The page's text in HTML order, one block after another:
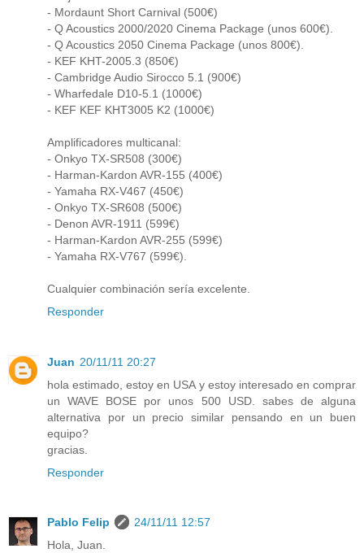
- Mordaunt Short Carnival (500€)
- Q Acoustics 2000/2020 Cinema Package (unos 600€).
- Q Acoustics 2050 Cinema Package (unos 800€).
- KEF KHT-2005.3 (850€)
- Cambridge Audio Sirocco 5.1 (900€)
- Wharfedale D10-5.1 (1000€)
- KEF KEF KHT3005 K2 (1000€)
Amplificadores multicanal:
- Onkyo TX-SR508 (300€)
- Harman-Kardon AVR-155 (400€)
- Yamaha RX-V467 (450€)
- Onkyo TX-SR608 (500€)
- Denon AVR-1911 (599€)
- Harman-Kardon AVR-255 (599€)
- Yamaha RX-V767 (599€).
Cualquier combinación sería excelente.
Responder
Juan 20/11/11 20:27
hola estimado, estoy en USA y estoy interesado en comprar
un WAVE BOSE por unos 500 USD. sabes de alguna
alternativa por un precio similar pensando en un buen
equipo?
gracias.
Responder
Pablo Felip
24/11/11 12:57
Hola, Juan.